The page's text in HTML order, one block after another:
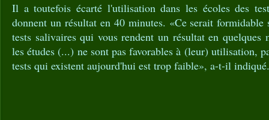
Il a toutefois écarté l'utilisation dans les écoles des
donnent un résultat en 40 minutes. «Ce serait
tests salivaires qui vous rendent un résultat en quelques
les études (...) ne sont pas favorables à (leur) utilisation,
tests qui existent aujourd'hui est trop faible», a-t-il indiqué.